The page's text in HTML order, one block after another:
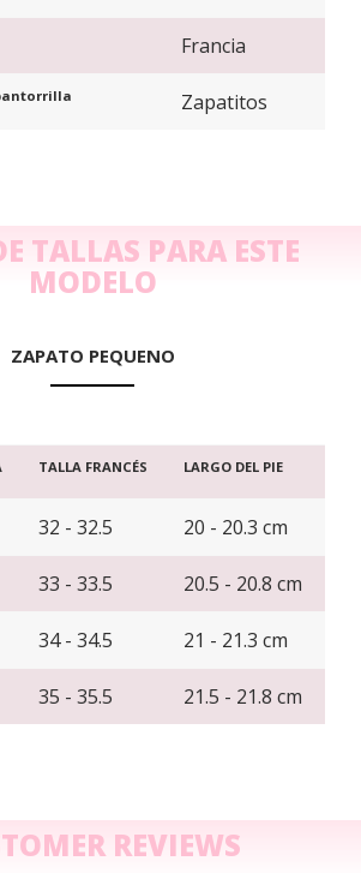
Francia
Zapatitos
TALLAS PARA ESTE
MODELO
ZAPATO PEQUENO
TALLA FRANCÉS LARGO DEL PIE
32 - 32.5 20 - 20.3 cm
33 - 33.5 20.5 - 20.8 cm
34 - 34.5 21 - 21.3 cm
35 - 35.5 21.5 - 21.8 cm
REVIEWS